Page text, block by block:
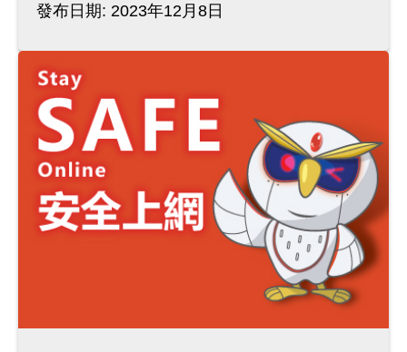
發布日期: 2023年12月8日